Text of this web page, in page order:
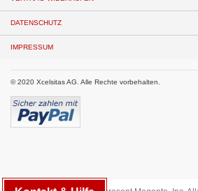
DATENSCHUTZ
IMPRESSUM
© 2020 Xcelsitas AG. Alle Rechte vorbehalten.